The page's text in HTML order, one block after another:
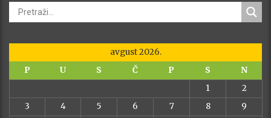
avgust 2026.
P
U S Č P S
N
1
2
3
4 5 6 7 8
9